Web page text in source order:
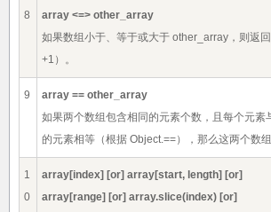
8
array <=> other_array
如果数组小于、等于或大于 other_array，则返
+1）。
9
array == other_array
如果两个数组包含相同的元素个数，且每个元素
的元素相等（根据 Object.==），那么这两个数组
1
0
array[index] [or] array[start, length] [or]
array[range] [or] array.slice(index) [or]